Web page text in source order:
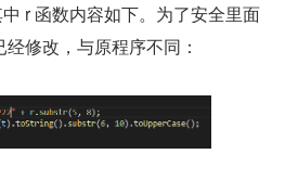
r 函数内容如下。为了安全里面
修改，与原程序不同：